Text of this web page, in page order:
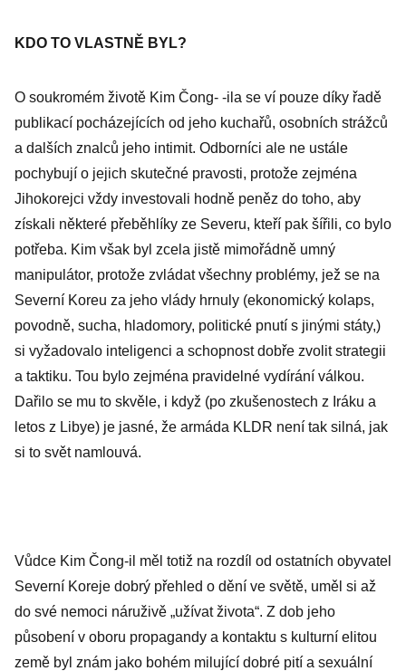
KDO TO VLASTNĚ BYL?
O soukromém životě Kim Čong- -ila se ví pouze díky řadě
publikací pocházejících od jeho kuchařů, osobních strážců
a dalších znalců jeho intimit. Odborníci ale ne ustále
pochybují o jejich skutečné pravosti, protože zejména
Jihokorejci vždy investovali hodně peněz do toho, aby
získali některé přeběhlíky ze Severu, kteří pak šířili, co bylo
potřeba. Kim však byl zcela jistě mimořádně umný
manipulátor, protože zvládat všechny problémy, jež se na
Severní Koreu za jeho vlády hrnuly (ekonomický kolaps,
povodně, sucha, hladomory, politické pnutí s jinými státy,)
si vyžadovalo inteligenci a schopnost dobře zvolit strategii
a taktiku. Tou bylo zejména pravidelné vydírání válkou.
Dařilo se mu to skvěle, i když (po zkušenostech z Iráku a
letos z Libye) je jasné, že armáda KLDR není tak silná, jak
si to svět namlouvá.
Vůdce Kim Čong-il měl totiž na rozdíl od ostatních obyvatel
Severní Koreje dobrý přehled o dění ve světě, uměl si až
do své nemoci náruživě „užívat života“. Z dob jeho
působení v oboru propagandy a kontaktu s kulturní elitou
země byl znám jako bohém milující dobré pití a sexuální